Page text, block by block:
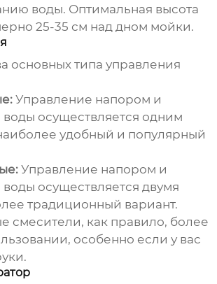
воды. Оптимальная высота
25-35 см над дном мойки.
основных типа управления
Управление напором и
осуществляется одним
удобный и популярный
Управление напором и
осуществляется двумя
традиционный вариант.
смесители, как правило, более
особенно если у вас